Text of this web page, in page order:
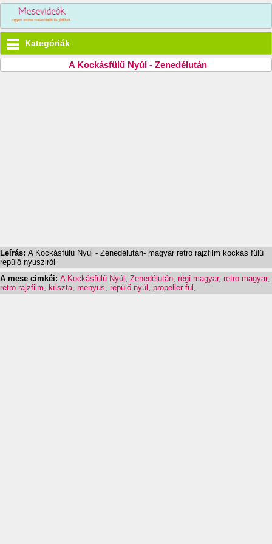
Kategóriák
A Kockásfülű Nyúl - Zenedélután
Leírás: A Kockásfülű Nyúl - Zenedélután- magyar retro rajzfilm kockás fülű
repülő nyusziról
A mese cimkéi: A Kockásfülű Nyúl Zenedélután régi magyar, retro magyar,
retro rajzfilm kriszta menyus repülő nyúl propeller fül